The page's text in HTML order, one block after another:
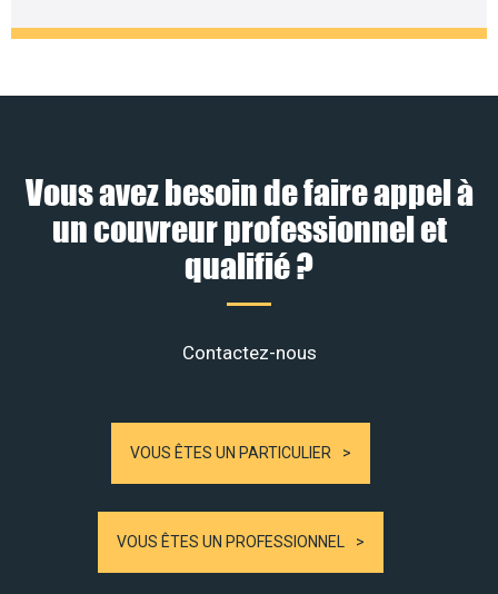
Vous avez besoin de faire appel à
un couvreur professionnel et
qualifié ?
Contactez-nous
VOUS ÊTES UN PARTICULIER
VOUS ÊTES UN PROFESSIONNEL